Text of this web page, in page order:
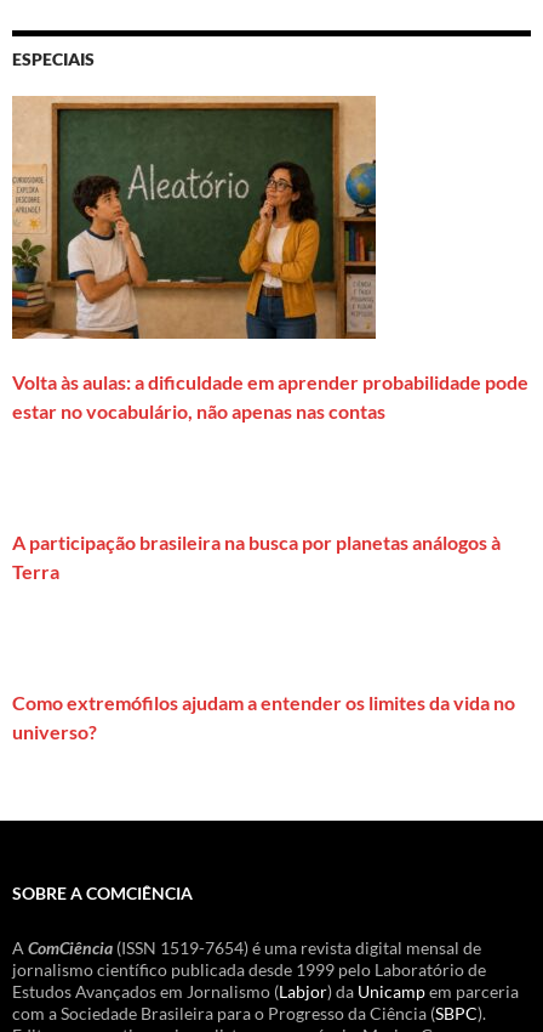
ESPECIAIS
Volta às aulas: a dificuldade em aprender probabilidade pode
estar no vocabulário, não apenas nas contas
A participação brasileira na busca por planetas análogos à
Terra
Como extremófilos ajudam a entender os limites da vida no
universo?
SOBRE A COMCIÊNCIA
A ComCiência (ISSN 1519-7654) é uma revista digital mensal de
jornalismo científico publicada desde 1999 pelo Laboratório de
Estudos Avançados em Jornalismo (Labjor) da Unicampem parceria
com a Sociedade Brasileira para o Progresso da Ciência (SBPC).